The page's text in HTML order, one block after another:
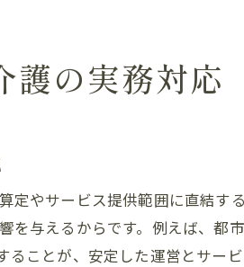
訪問介護改定情報を事業運営に
訪問介護の経営安定に寄与する
訪問介護の採算改善には地域区
護の実務対応
定やサービス提供範囲に直結
を与えるからです。例えば、
ことが、安定した運営とサー